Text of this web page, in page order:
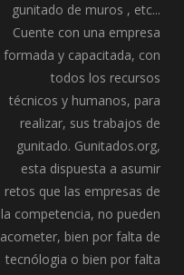
gunitado de muros , etc...
Cuente con una empresa
formada y capacitada, con
todos los recursos
técnicos y humanos, para
realizar, sus trabajos de
gunitado. Gunitados.org,
esta dispuesta a asumir
retos que las empresas de
la competencia, no pueden
acometer, bien por falta de
tecnólogia o bien por falta